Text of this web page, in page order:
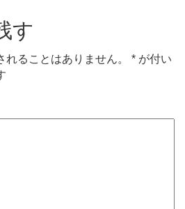
す
れることはありません。 * が付い